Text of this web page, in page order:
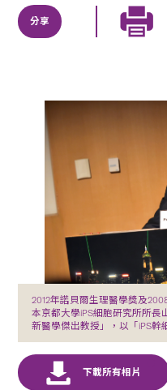
分享
2012年諾貝爾生理醫學獎及
本京都大學iPS細胞研究所所
新醫學傑出教授」，以「iPS幹